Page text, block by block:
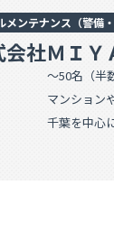
メンテナンス（警備・
社ＭＩＹ
～50名（半
マンション
千葉を中心